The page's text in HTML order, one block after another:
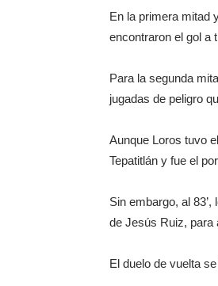
En la primera mitad
encontraron el gol a
Para la segunda
jugadas de peligro
Aunque Loros tuvo
Tepatitlán y fue el
Sin embargo, al
de Jesús Ruiz, para
El duelo de vuelta